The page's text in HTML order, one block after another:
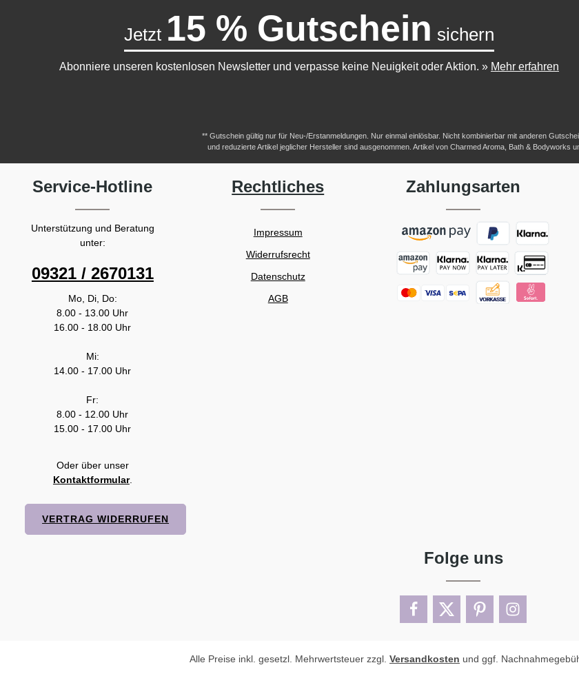
Jetzt 15 % Gutschein sichern
Abonniere unseren kostenlosen Newsletter und verpasse keine Neuigkeit oder Aktion. » Mehr erfahren
** Gutschein gültig nur für Neu-/Erstanmeldungen. Nur einmal einlösbar. Nicht kombinierbar mit anderen
und reduzierte Artikel jeglicher Hersteller sind ausgenommen. Artikel von Charmed Aroma, Bath & Bodyworks
Service-Hotline
Unterstützung und Beratung
unter:
09321 / 2670131
Mo, Di, Do:
8.00 - 13.00 Uhr
16.00 - 18.00 Uhr
Mi:
14.00 - 17.00 Uhr
Fr:
8.00 - 12.00 Uhr
15.00 - 17.00 Uhr
Oder über unser
Kontaktformular.
VERTRAG WIDERRUFEN
Rechtliches
Impressum
Widerrufsrecht
Datenschutz
AGB
Zahlungsarten
Folge uns
Alle Preise inkl. gesetzl. Mehrwertsteuer zzgl. Versandkosten und ggf.